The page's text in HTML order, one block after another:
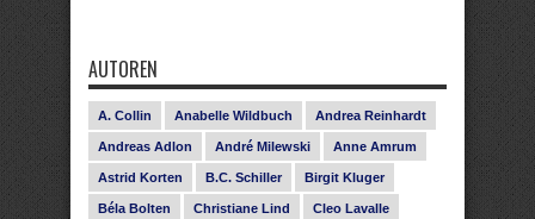
AUTOREN
A. Collin Anabelle Wildbuch Andrea Reinhardt
Andreas Adlon André Milewski Anne Amrum
Astrid Korten B.C. Schiller Birgit Kluger
Béla Bolten Christiane Lind Cleo Lavalle